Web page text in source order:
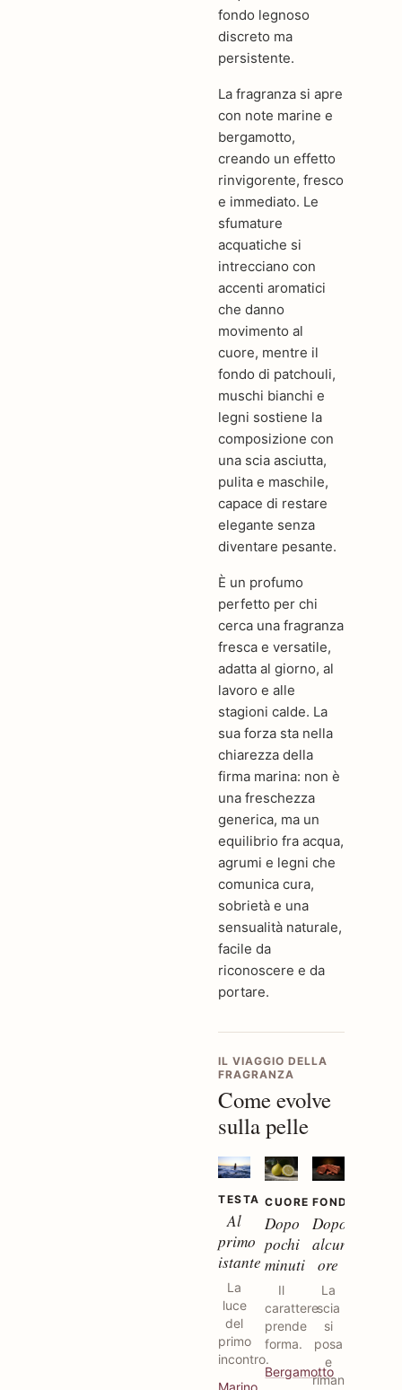
fondo legnoso
discreto ma
persistente.
La fragranza si apre
con note marine e
bergamotto,
creando un effetto
rinvigorente, fresco
e immediato. Le
sfumature
acquatiche si
intrecciano con
accenti aromatici
che danno
movimento al
cuore, mentre il
fondo di patchouli,
muschi bianchi e
legni sostiene la
composizione con
una scia asciutta,
pulita e maschile,
capace di restare
elegante senza
diventare pesante.
È un profumo
perfetto per chi
cerca una fragranza
fresca e versatile,
adatta al giorno, al
lavoro e alle
stagioni calde. La
sua forza sta nella
chiarezza della
firma marina: non è
una freschezza
generica, ma un
equilibrio fra acqua,
agrumi e legni che
comunica cura,
sobrietà e una
sensualità naturale,
facile da
riconoscere e da
portare.
IL VIAGGIO DELLA
FRAGRANZA
Come evolve
sulla pelle
TESTA
Al
primo
istante
La
luce
del
primo
incontro.
Marino
CUORE
Dopo
pochi
minuti
Il
carattere
prende
forma.
Bergamotto
FONDO
Dopo
alcune
ore
La
scia
si
posa
e
rimane.